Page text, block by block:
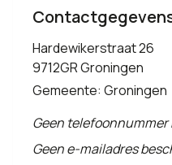
Hardewikerstraat 26
9712GR Groningen
Gemeente: Groningen
Geen telefoonnummer
Geen e-mailadres